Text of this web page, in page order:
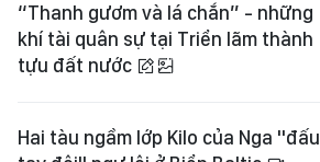
“Thanh gươm và lá chắn” - những
khí tài quân sự tại Triển lãm thành
tựu đất nước
Hai tàu ngầm lớp Kilo của Nga "đấu